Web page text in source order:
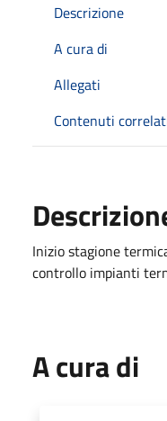
Descrizione
A cura di
Allegati
Contenuti
Inizio stagione
controllo impianti
A cura di